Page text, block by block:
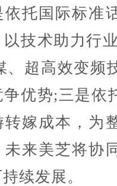
依托国际标准
以技术助力行
、超高效变频
优势;三是依
转嫁成本，为
未来美芝将协
续发展。